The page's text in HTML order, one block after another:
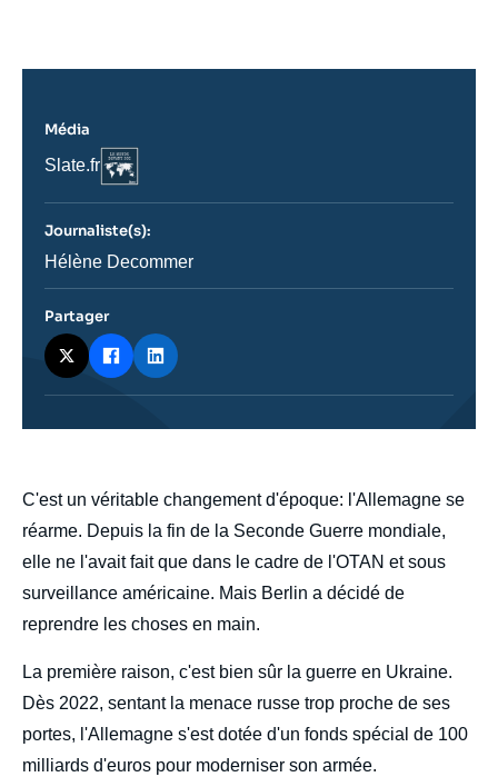
body
C'est un véritable changement d'époque: l'Allemagne se
réarme. Depuis la fin de la Seconde Guerre mondiale,
elle ne l'avait fait que dans le cadre de l'OTAN et sous
surveillance américaine. Mais Berlin a décidé de
reprendre les choses en main.
La première raison, c'est bien sûr la guerre en Ukraine.
Dès 2022, sentant la menace russe trop proche de ses
portes, l'Allemagne s'est dotée d'un fonds spécial de 100
milliards d'euros pour moderniser son armée.
Média
Nom
journal,
ou
émission
Slate.fr
Logo
Journaliste(s):
Journaliste
Hélène Decommer
Partager